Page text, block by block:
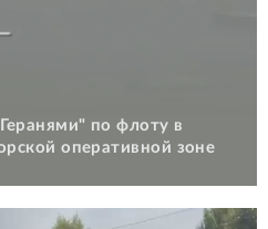
по флоту в
оперативной зоне